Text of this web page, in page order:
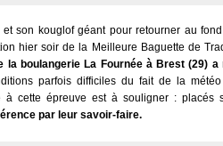
son kouglof géant pour retourner au
hier soir de la Meilleure Baguette de
la boulangerie La Fournée à Brest (29)
parfois difficiles du fait de la
à cette épreuve est à souligner : placés
par leur savoir-faire.